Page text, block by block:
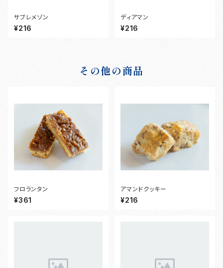
サブレメゾン
¥216
ディアマン
¥216
その他の商品
フロランタン
¥361
アマンドクッキー
¥216